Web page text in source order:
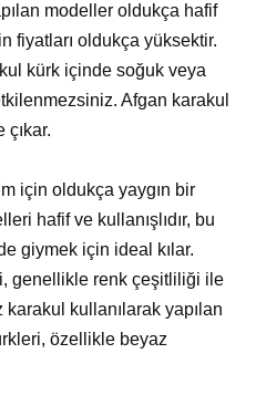
modeller oldukça hafif
fiyatları oldukça yüksektir.
kürk içinde soğuk veya
Afgan karakul
çıkar.
için oldukça yaygın bir
hafif ve kullanışlıdır, bu
giymek için ideal kılar.
genellikle renk çeşitliliği ile
kullanılarak yapılan
özellikle beyaz